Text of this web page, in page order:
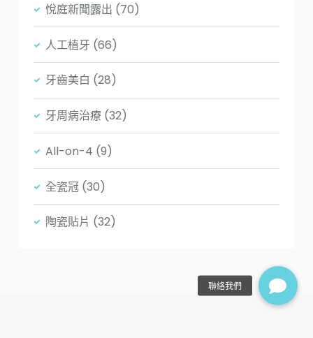
悅庭新聞露出 (70)
人工植牙 (66)
牙齒美白 (28)
牙周病治療 (32)
All-on-4 (9)
全瓷冠 (30)
陶瓷貼片 (32)